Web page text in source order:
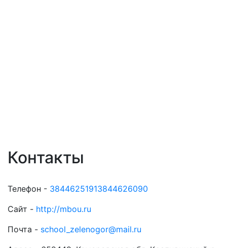
Контакты
Телефон - 38446251913844626090
Сайт - http://mbou.ru
Почта - school_zelenogor@mail.ru